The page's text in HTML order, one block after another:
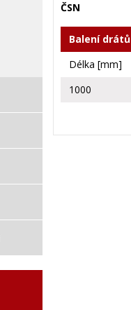
ČSN
Balení drátů
Délka [mm]
1000